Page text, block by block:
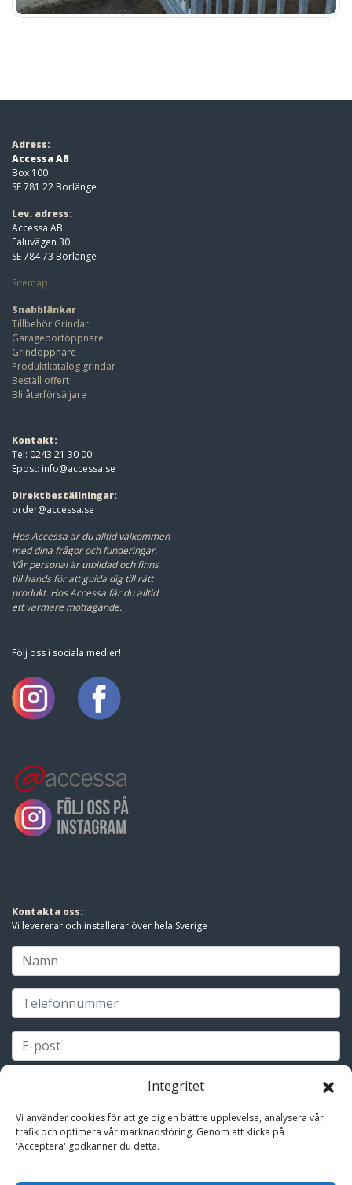
Integritet
Vi använder cookies för att ge dig en bättre upplevelse, analysera vår
trafik och optimera vår marknadsföring. Genom att klicka på
'Acceptera' godkänner du detta.
Adress:
Accessa AB
Box 100
SE 781 22 Borlänge
Lev. adress:
Accessa AB
Faluvägen 30
SE 784 73 Borlänge
Sitemap
Snabblänkar
Tillbehör Grindar
Garageportöppnare
Grindöppnare
Produktkatalog grindar
Beställ offert
Bli återförsäljare
Kontakt:
Tel: 0243 21 30 00
Epost: info@accessa.se
Direktbeställningar:
order@accessa.se
Hos Accessa är du alltid välkommen
med dina frågor och funderingar.
Vår personal är utbildad och finns
till hands för att guida dig till rätt
produkt. Hos Accessa får du alltid
ett varmare mottagande.
Följ oss i sociala medier!
Kontakta oss:
Vi levererar och installerar över hela Sverige